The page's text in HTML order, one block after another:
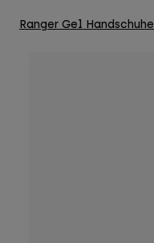
Ranger Gel Handschuhe